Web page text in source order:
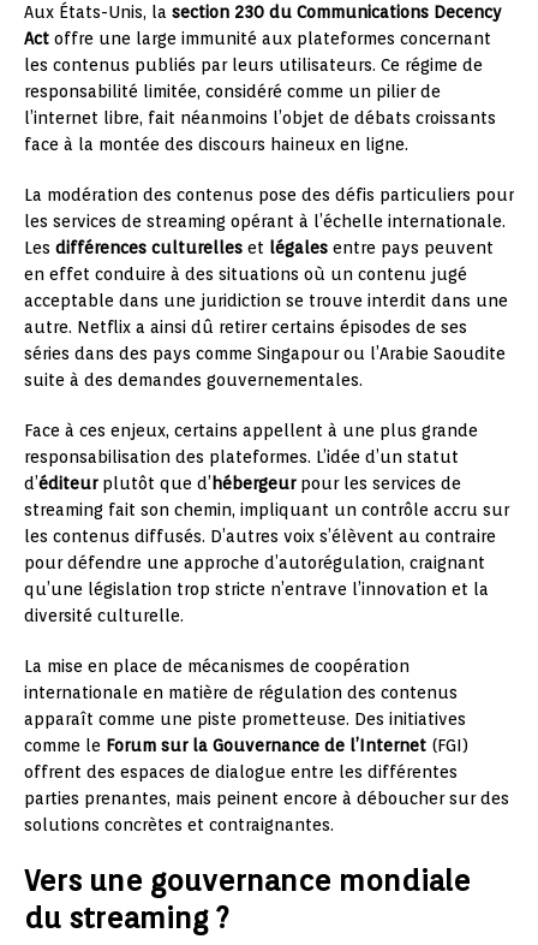
Aux États-Unis, la section 230 du Communications Decency
Act offre une large immunité aux plateformes concernant
les contenus publiés par leurs utilisateurs. Ce régime de
responsabilité limitée, considéré comme un pilier de
l’internet libre, fait néanmoins l’objet de débats croissants
face à la montée des discours haineux en ligne.
La modération des contenus pose des défis particuliers pour
les services de streaming opérant à l’échelle internationale.
Les différences culturelles et légales entre pays peuvent
en effet conduire à des situations où un contenu jugé
acceptable dans une juridiction se trouve interdit dans une
autre. Netflix a ainsi dû retirer certains épisodes de ses
séries dans des pays comme Singapour ou l’Arabie Saoudite
suite à des demandes gouvernementales.
Face à ces enjeux, certains appellent à une plus grande
responsabilisation des plateformes. L’idée d’un statut
d’éditeurplutôt que d’hébergeurpour les services de
streaming fait son chemin, impliquant un contrôle accru sur
les contenus diffusés. D’autres voix s’élèvent au contraire
pour défendre une approche d’autorégulation, craignant
qu’une législation trop stricte n’entrave l’innovation et la
diversité culturelle.
La mise en place de mécanismes de coopération
internationale en matière de régulation des contenus
apparaît comme une piste prometteuse. Des initiatives
comme le Forum sur la Gouvernance de l’Internet (FGI)
offrent des espaces de dialogue entre les différentes
parties prenantes, mais peinent encore à déboucher sur des
solutions concrètes et contraignantes.
Vers une gouvernance mondiale
du streaming ?